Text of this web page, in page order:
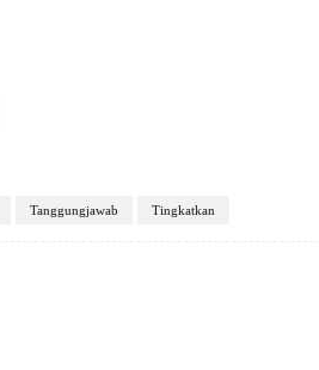
Tanggungjawab Tingkatkan